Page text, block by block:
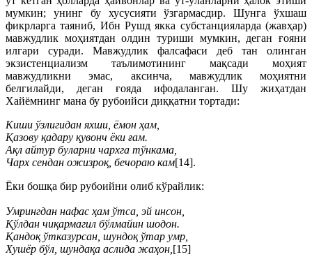
мумкин; унинг бу хусусияти ўзгармасдир. Шунга ўхшаш
фикрларга таяниб, Ибн Рушд якка субстанцияларда (жавҳар)
мавжудлик моҳиятдан олдин туриши мумкин, деган ғояни
илгари суради. Мавжудлик фалсафаси деб тан олинган
экзистенциализм таълимотининг мақсади моҳият
мавжудликни эмас, аксинча, мавжудлик моҳиятни
белгилайди, деган ғояда ифодаланган. Шу жиҳатдан
Хайёмнинг мана бу рубоийси диққатни тортади:
Киши ўзлигидан яхши, ёмон ҳам,
Қазову қадару қувонч ёки ғам.
Ақл айтур буларни чархга тўнкама,
Чарх сендан ожизроқ, бечораю кам[14].
Ёки бошқа бир рубоийни олиб кўрайлик:
Умрингдан нафас ҳам ўтса, эй инсон,
Қўлдан чиқармагил бўлмайин шодон.
Қандоқ ўтказурсан, шундоқ ўтар умр,
Хушёр бўл, шундақа аслида жаҳон, [15]